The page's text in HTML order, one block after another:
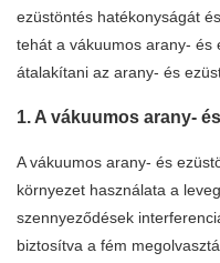
ezüstöntés hatékonyságát
tehát a vákuumos arany- és
átalakítani az arany- és
1. A vákuumos arany-
A vákuumos arany- és
környezet használata a
szennyeződések
biztosítva a fém